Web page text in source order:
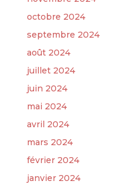
octobre 2024
septembre 2024
août 2024
juillet 2024
juin 2024
mai 2024
avril 2024
mars 2024
février 2024
janvier 2024